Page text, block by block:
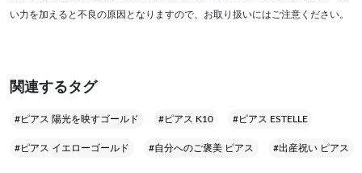
い力を加えると不良の原因となりますので、お取り扱いにはご注意ください。
関連するタグ
#ピアス 陽光を映すゴールド #ピアス K10 #ピアス ESTELLE
#ピアス イエローゴールド #自分へのご褒美 ピアス #出産祝い ピアス